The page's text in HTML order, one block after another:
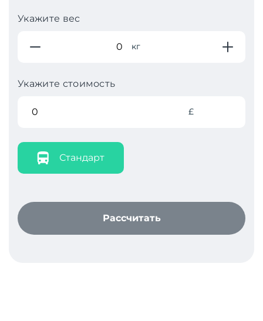
Укажите вес
кг
Укажите стоимость
£
Стандарт
Рассчитать